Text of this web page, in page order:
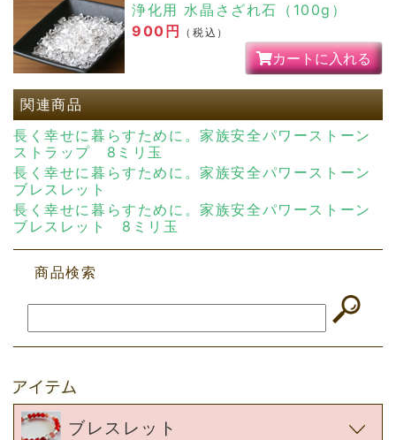
浄化用 水晶さざれ石（100g）
900円
（税込）
カートに入れる
関連商品
長く幸せに暮らすために。家族安全パワーストーン
ストラップ 8ミリ玉
長く幸せに暮らすために。家族安全パワーストーン
ブレスレット
長く幸せに暮らすために。家族安全パワーストーン
ブレスレット 8ミリ玉
商品検索
ブレスレット